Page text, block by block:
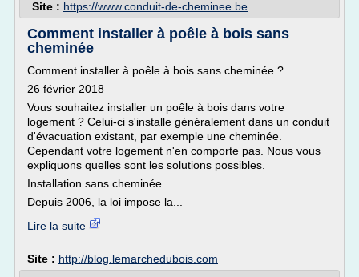
Site : https://www.conduit-de-cheminee.be
Comment installer à poêle à bois sans
cheminée
Comment installer à poêle à bois sans cheminée ?
26 février 2018
Vous souhaitez installer un poêle à bois dans votre
logement ? Celui-ci s'installe généralement dans un conduit
d'évacuation existant, par exemple une cheminée.
Cependant votre logement n'en comporte pas. Nous vous
expliquons quelles sont les solutions possibles.
Installation sans cheminée
Depuis 2006, la loi impose la...
Lire la suite
Site : http://blog.lemarchedubois.com